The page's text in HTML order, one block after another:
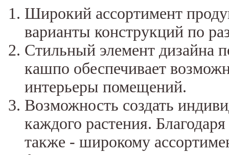
Широкий ассортимент
варианты конструкций по
Стильный элемент дизайна
кашпо обеспечивает
интерьеры помещений.
Возможность создать
каждого растения.
также - широкому